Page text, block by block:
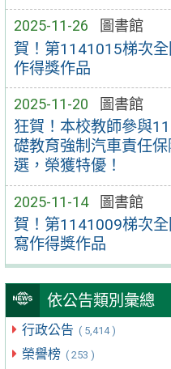
2025-11-26 圖書館
賀！第1141015梯次
作得獎作品
2025-11-20 圖書館
狂賀！本校教師參與
礎教育強制汽車責任
選，榮獲特優！
2025-11-14 圖書館
賀！第1141009梯次
寫作得獎作品
依公告類別彙總
行政公告 ( 5,414 )
榮譽榜 ( 253 )